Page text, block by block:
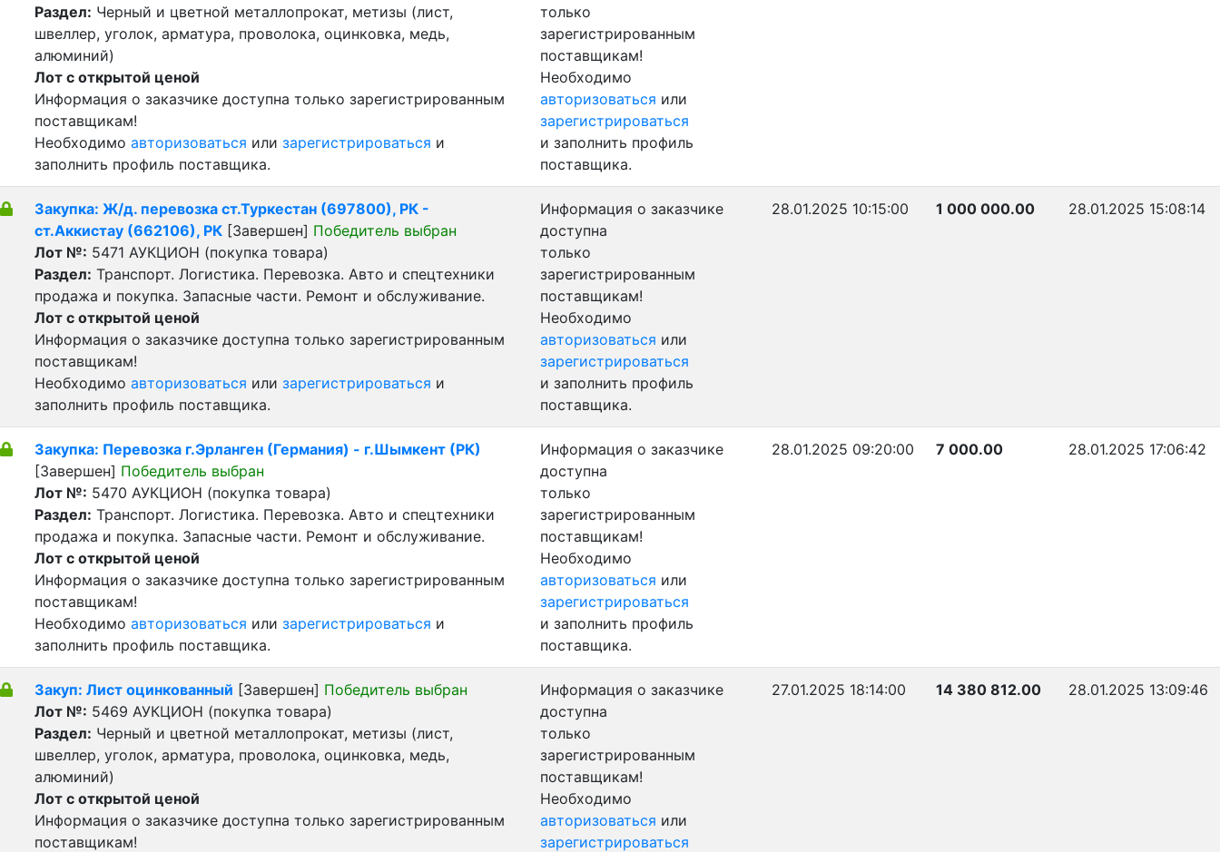
Раздел: Черный и цветной металлопрокат, метизы (лист,
швеллер, уголок, арматура, проволока, оцинковка, медь,
алюминий)
Лот с открытой ценой
Информация о заказчике доступна только зарегистрированным
поставщикам!
Необходимо авторизоваться или зарегистрироваться и
заполнить профиль поставщика.
только
зарегистрированным
поставщикам!
Необходимо
авторизоваться или
зарегистрироваться
и заполнить профиль
поставщика.
Закупка: Ж/д. перевозка ст.Туркестан (697800), РК -
ст.Аккистау (662106), РК [Завершен] Победитель выбран
Лот №: 5471 АУКЦИОН (покупка товара)
Раздел: Транспорт. Логистика. Перевозка. Авто и спецтехники
продажа и покупка. Запасные части. Ремонт и обслуживание.
Лот с открытой ценой
Информация о заказчике доступна только зарегистрированным
поставщикам!
Необходимо авторизоваться или зарегистрироваться и
заполнить профиль поставщика.
Информация о заказчике
доступна
только
зарегистрированным
поставщикам!
Необходимо
авторизоваться или
зарегистрироваться
и заполнить профиль
поставщика.
28.01.2025 10:15:00 1 000 000.00 28.01.2025 15:08:14
Закупка: Перевозка г.Эрланген (Германия) - г.Шымкент (РК)
[Завершен] Победитель выбран
Лот №: 5470 АУКЦИОН (покупка товара)
Раздел: Транспорт. Логистика. Перевозка. Авто и спецтехники
продажа и покупка. Запасные части. Ремонт и обслуживание.
Лот с открытой ценой
Информация о заказчике доступна только зарегистрированным
поставщикам!
Необходимо авторизоваться или зарегистрироваться и
заполнить профиль поставщика.
Информация о заказчике
доступна
только
зарегистрированным
поставщикам!
Необходимо
авторизоваться или
зарегистрироваться
и заполнить профиль
поставщика.
28.01.2025 09:20:00 7 000.00 28.01.2025 17:06:42
Закуп: Лист оцинкованный [Завершен] Победитель выбран
Лот №: 5469 АУКЦИОН (покупка товара)
Раздел: Черный и цветной металлопрокат, метизы (лист,
швеллер, уголок, арматура, проволока, оцинковка, медь,
алюминий)
Лот с открытой ценой
Информация о заказчике доступна только зарегистрированным
поставщикам!
Информация о заказчике
доступна
только
зарегистрированным
поставщикам!
Необходимо
авторизоваться или
зарегистрироваться
27.01.2025 18:14:00 14 380 812.00 28.01.2025 13:09:46